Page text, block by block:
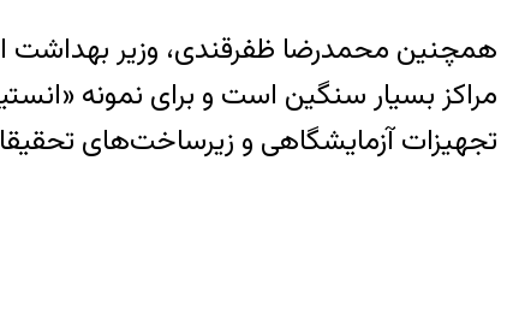
همچنین محمدرضا ظفرقندی، وزیر بهداشت
تجهیزات آزمایشگاهی و زیرساخت‌های